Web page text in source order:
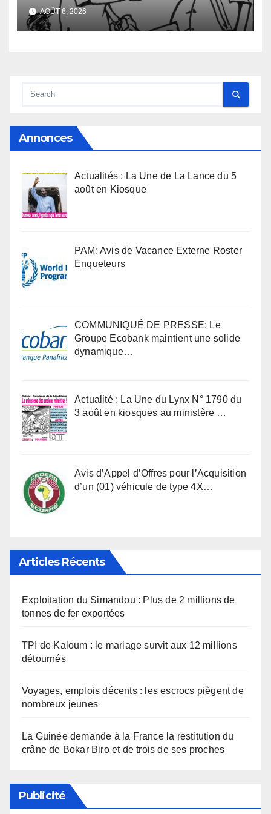
nombreux jeunes
AOÛT 6, 2026
Annonces
Actualités : La Une de La Lance du 5
août en Kiosque
PAM: Avis de Vacance Externe Roster
Enqueteurs
COMMUNIQUÉ DE PRESSE: Le
Groupe Ecobank maintient une solide
dynamique…
Actualité : La Une du Lynx N° 1790 du
3 août en kiosques au ministère …
Avis d’Appel d’Offres pour l’Acquisition
d’un (01) véhicule de type 4X…
Articles Récents
Exploitation du Simandou : Plus de 2 millions de
tonnes de fer exportées
TPI de Kaloum : le mariage survit aux 12 millions
détournés
Voyages, emplois décents : les escrocs piègent de
nombreux jeunes
La Guinée demande à la France la restitution du
crâne de Bokar Biro et de trois de ses proches
Publicité